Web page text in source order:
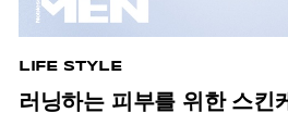
LIFE STYLE
러닝하는 피부를 위한 스킨